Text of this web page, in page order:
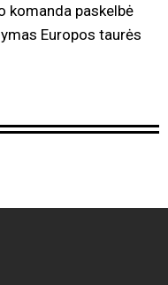
komanda paskelbė
Europos taurės